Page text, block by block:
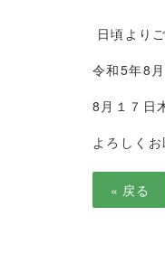
日頃より
令和5年8
8月１７日
よろしくお
« 戻る